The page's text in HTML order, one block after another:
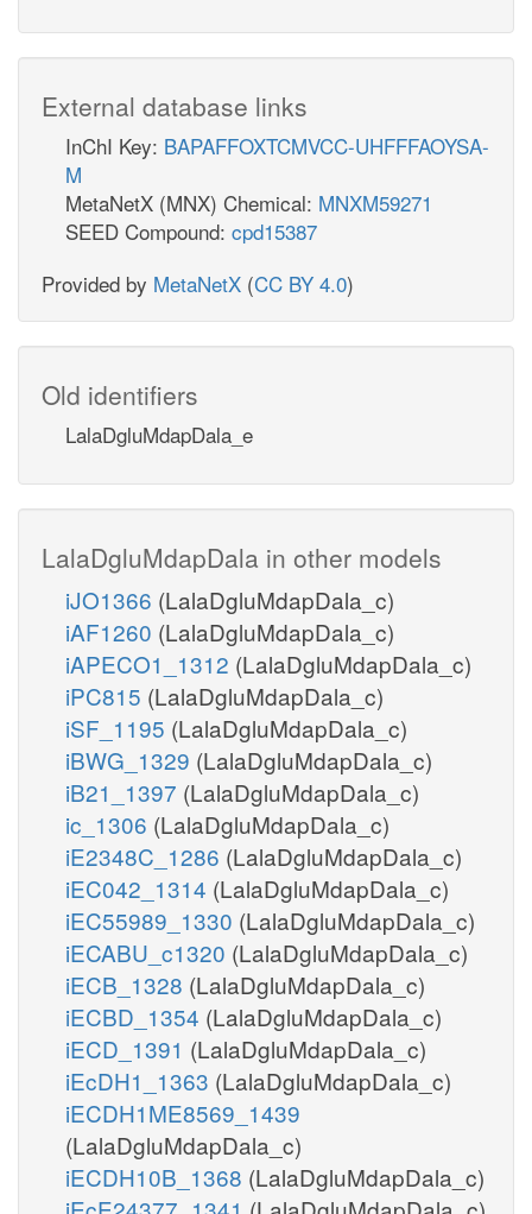
External database links
InChI Key: BAPAFFOXTCMVCC-UHFFFAOYSA-
M
MetaNetX (MNX) Chemical: MNXM59271
SEED Compound: cpd15387
Provided by MetaNetX (CC BY 4.0)
Old identifiers
LalaDgluMdapDala_e
LalaDgluMdapDala in other models
iJO1366 (LalaDgluMdapDala_c)
iAF1260 (LalaDgluMdapDala_c)
iAPECO1_1312 (LalaDgluMdapDala_c)
iPC815 (LalaDgluMdapDala_c)
iSF_1195 (LalaDgluMdapDala_c)
iBWG_1329 (LalaDgluMdapDala_c)
iB21_1397 (LalaDgluMdapDala_c)
ic_1306 (LalaDgluMdapDala_c)
iE2348C_1286 (LalaDgluMdapDala_c)
iEC042_1314 (LalaDgluMdapDala_c)
iEC55989_1330 (LalaDgluMdapDala_c)
iECABU_c1320 (LalaDgluMdapDala_c)
iECB_1328 (LalaDgluMdapDala_c)
iECBD_1354 (LalaDgluMdapDala_c)
iECD_1391 (LalaDgluMdapDala_c)
iEcDH1_1363 (LalaDgluMdapDala_c)
iECDH1ME8569_1439
(LalaDgluMdapDala_c)
iECDH10B_1368 (LalaDgluMdapDala_c)